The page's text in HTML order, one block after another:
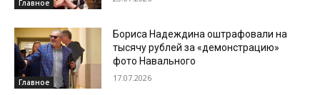
Главное
Главное
Бориса Надеждина оштрафовали на
тысячу рублей за «демонстрацию»
фото Навального
17.07.2026